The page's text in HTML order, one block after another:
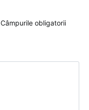
Câmpurile obligatorii